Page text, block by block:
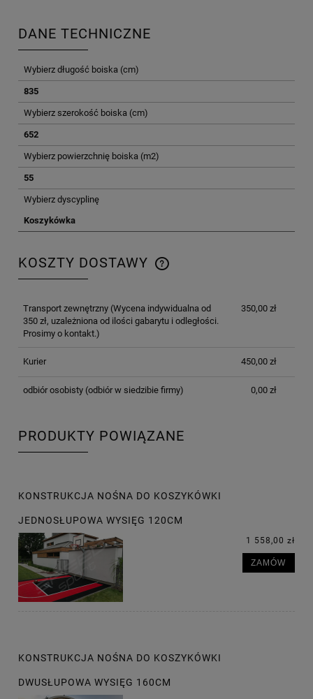
DANE TECHNICZNE
Wybierz długość boiska (cm)
835
Wybierz szerokość boiska (cm)
652
Wybierz powierzchnię boiska (m2)
55
Wybierz dyscyplinę
Koszykówka
KOSZTY DOSTAWY
CENA NIE ZAWIERA EWENTUALNYCH KOSZTÓW
Transport zewnętrzny(Wycena indywidualna od
350 zł, uzależniona od ilości gabarytu i odległości.
Prosimy o kontakt.)
350,00 zł
Kurier 450,00 zł
odbiór osobisty(odbiór w siedzibie firmy) 0,00 zł
PRODUKTY POWIĄZANE
KONSTRUKCJA NOŚNA DO KOSZYKÓWKI
JEDNOSŁUPOWA WYSIĘG 120CM
1 558,00 zł
ZAMÓW
KONSTRUKCJA NOŚNA DO KOSZYKÓWKI
DWUSŁUPOWA WYSIĘG 160CM